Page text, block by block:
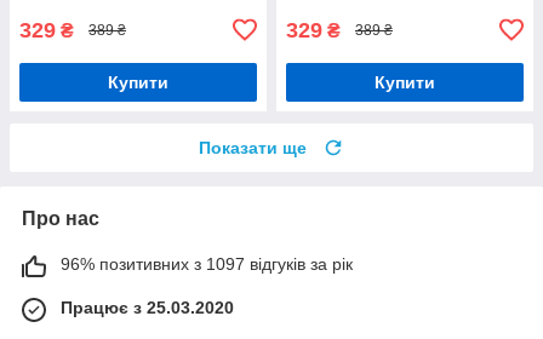
329 ₴ 389 ₴
Купити
329 ₴ 389 ₴
Купити
Показати ще
Про нас
96% позитивних з 1097 відгуків за рік
Працює з 25.03.2020